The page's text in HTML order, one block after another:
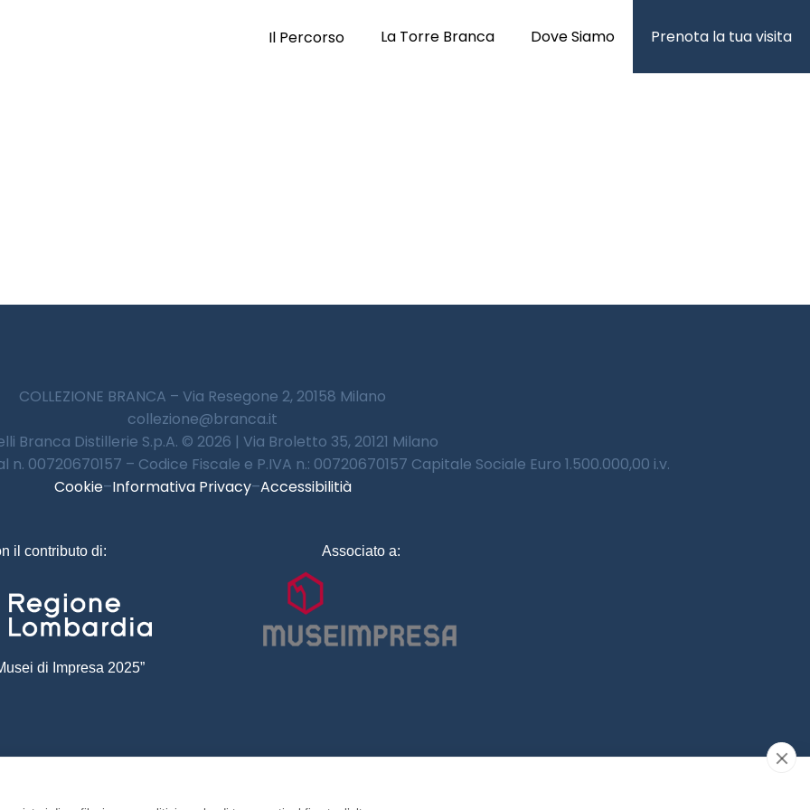
Il Percorso La Torre Branca Dove Siamo Prenota la tua visita
COLLEZIONE BRANCA – Via Resegone 2, 20158 Milano
collezione@branca.it
Branca Distillerie S.p.A. © 2026 | Via Broletto 35, 20121 Milano
00720670157 – Codice Fiscale e P.IVA n.: 00720670157 Capitale Sociale Euro 1.500.000,00 i.v.
Cookie–Informativa Privacy–Accessibilitià
il contributo di:
di Impresa 2025”
Associato a: